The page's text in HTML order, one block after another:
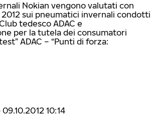
Nokian vengono valutati con
2012 sui pneumatici invernali condotti
tedesco ADAC e
per la tutela dei consumatori
ADAC – “Punti di forza:
09.10.2012 10:14